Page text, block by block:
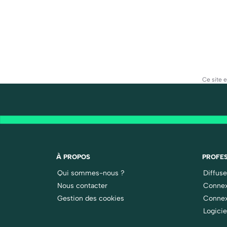
Ce site
À PROPOS
Qui sommes-nous ?
Nous contacter
Gestion des cookies